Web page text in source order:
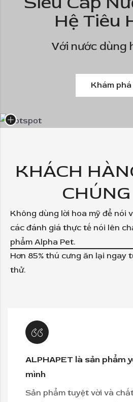
Hệ Tiêu
Với nước dùng
Khám
KHÁCH
Không dùng lời hoa mỹ để nói
các đánh giá thực tế nói lên
phẩm Alpha Pet.
Hơn 85% thú cưng ăn lại ngay
thử.
ALPHAPET là sản phẩm
mình
Sản phẩm tuyệt vời và